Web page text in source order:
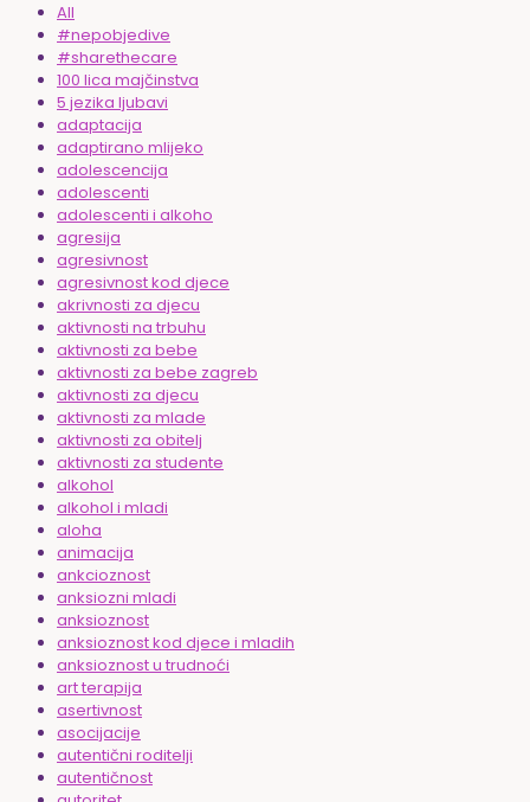
All
#nepobjedive
#sharethecare
100 lica majčinstva
5 jezika ljubavi
adaptacija
adaptirano mlijeko
adolescencija
adolescenti
adolescenti i alkoho
agresija
agresivnost
agresivnost kod djece
akrivnosti za djecu
aktivnosti na trbuhu
aktivnosti za bebe
aktivnosti za bebe zagreb
aktivnosti za djecu
aktivnosti za mlade
aktivnosti za obitelj
aktivnosti za studente
alkohol
alkohol i mladi
aloha
animacija
ankcioznost
anksiozni mladi
anksioznost
anksioznost kod djece i mladih
anksioznost u trudnoći
art terapija
asertivnost
asocijacije
autentični roditelji
autentičnost